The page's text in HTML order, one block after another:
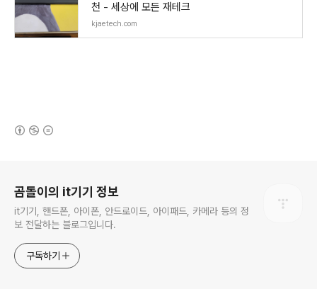
천 - 세상에 모든 재테크
kjaetech.com
곰돌이의 it기기 정보
it기기, 핸드폰, 아이폰, 안드로이드, 아이패드, 카메라 등의 정
보 전달하는 블로그입니다.
구독하기